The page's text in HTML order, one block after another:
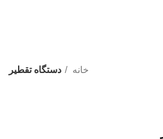
خانه دستگاه تقطیر